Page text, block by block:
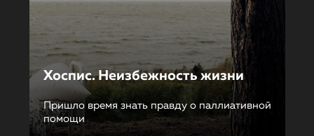
Хоспис. Неизбежность жизни
Пришло время знать правду о паллиативной
помощи